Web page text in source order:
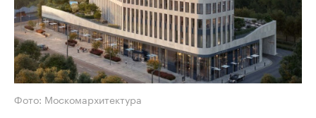
Фото: Москомархитектура